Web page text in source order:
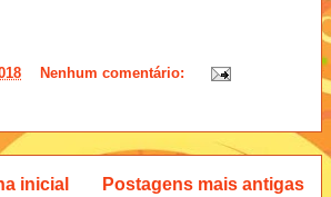
Nenhum comentário:
Postagens mais antigas
inicial